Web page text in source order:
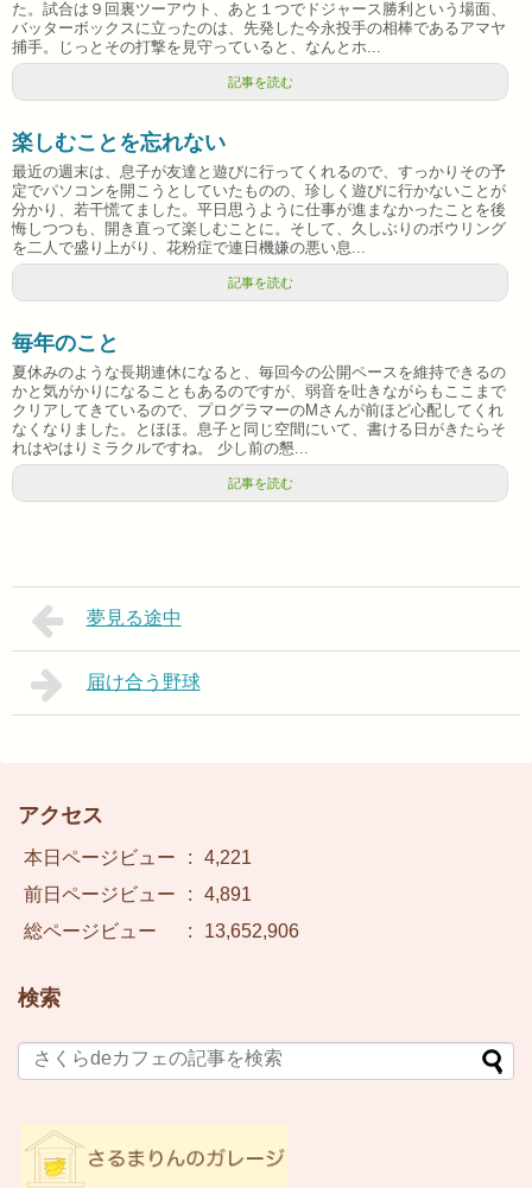
た。試合は９回裏ツーアウト、あと１つでドジャース勝利という場面、
バッターボックスに立ったのは、先発した今永投手の相棒であるアマヤ
捕手。じっとその打撃を見守っていると、なんとホ...
記事を読む
楽しむことを忘れない
最近の週末は、息子が友達と遊びに行ってくれるので、すっかりその予
定でパソコンを開こうとしていたものの、珍しく遊びに行かないことが
分かり、若干慌てました。平日思うように仕事が進まなかったことを後
悔しつつも、開き直って楽しむことに。そして、久しぶりのボウリング
を二人で盛り上がり、花粉症で連日機嫌の悪い息...
記事を読む
毎年のこと
夏休みのような長期連休になると、毎回今の公開ペースを維持できるの
かと気がかりになることもあるのですが、弱音を吐きながらもここまで
クリアしてきているので、プログラマーのMさんが前ほど心配してくれ
なくなりました。とほほ。息子と同じ空間にいて、書ける日がきたらそ
れはやはりミラクルですね。 少し前の懇...
記事を読む
夢見る途中
届け合う野球
アクセス
本日ページビュー :
4,221
前日ページビュー
:
4,891
総ページビュー
: 13,652,906
検索